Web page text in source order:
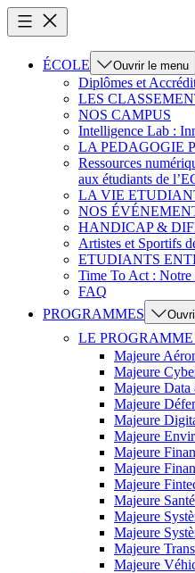
ÉCOLE Ouvrir le menu
Diplômes et
LES
NOS CAMPUS
Intelligence Lab :
LA PEDAGOGIE
Ressources
aux étudiants de
LA VIE
NOS
HANDICAP &
Artistes et Sportifs
ETUDIANTS
Time To Act : Notre
FAQ
PROGRAMMES
LE
Majeure
Majeure
Majeure
Majeure
Majeure
Majeure
Majeure
Majeure
Majeure
Majeure
Majeure
Majeure
Majeure
Majeure